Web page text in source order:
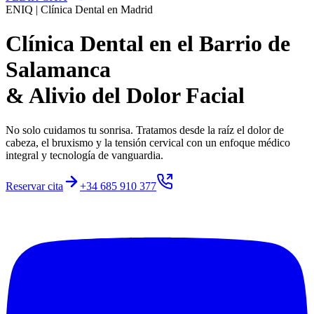
ENIQ | Clínica Dental en Madrid
Clínica Dental en el Barrio de
Salamanca
& Alivio del Dolor Facial
No solo cuidamos tu sonrisa. Tratamos desde la raíz el dolor de
cabeza, el bruxismo y la tensión cervical con un enfoque médico
integral y tecnología de vanguardia.
Reservar cita +34 685 910 377